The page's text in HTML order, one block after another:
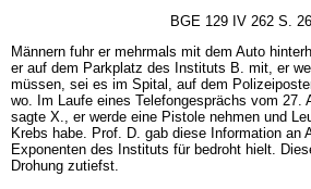
BGE 129 IV 262 S.
Männern fuhr er mehrmals mit dem Auto
er auf dem Parkplatz des Instituts B. mit, er
müssen, sei es im Spital, auf dem
wo. Im Laufe eines Telefongesprächs vom 27.
sagte X., er werde eine Pistole nehmen und
Krebs habe. Prof. D. gab diese Information an
Exponenten des Instituts für bedroht hielt.
Drohung zutiefst.